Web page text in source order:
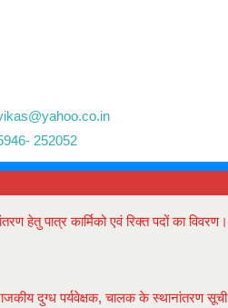
252052
हेतु पात्र कार्मिको एवं रिक्त पदों का विवरण।
राजकीय दुग्ध पर्यवेक्षक, चालक के स्थानांतरण सूची